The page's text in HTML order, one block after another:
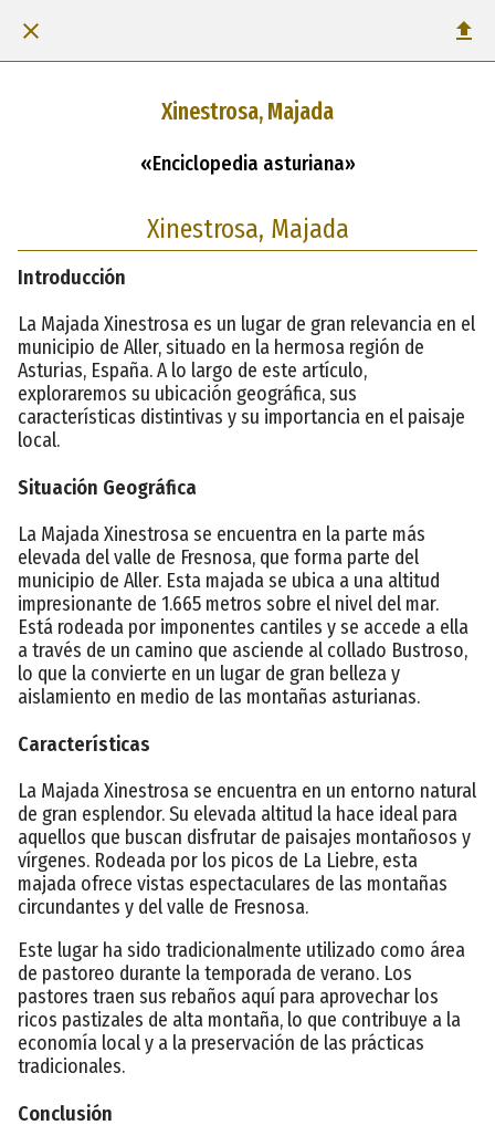
Xinestrosa, Majada
«Enciclopedia asturiana»
Xinestrosa, Majada
Introducción
La Majada Xinestrosa es un lugar de gran relevancia en el
municipio de Aller, situado en la hermosa región de
Asturias, España. A lo largo de este artículo,
exploraremos su ubicación geográfica, sus
características distintivas y su importancia en el paisaje
local.
Situación Geográfica
La Majada Xinestrosa se encuentra en la parte más
elevada del valle de Fresnosa, que forma parte del
municipio de Aller. Esta majada se ubica a una altitud
impresionante de 1.665 metros sobre el nivel del mar.
Está rodeada por imponentes cantiles y se accede a ella
a través de un camino que asciende al collado Bustroso,
lo que la convierte en un lugar de gran belleza y
aislamiento en medio de las montañas asturianas.
Características
La Majada Xinestrosa se encuentra en un entorno natural
de gran esplendor. Su elevada altitud la hace ideal para
aquellos que buscan disfrutar de paisajes montañosos y
vírgenes. Rodeada por los picos de La Liebre, esta
majada ofrece vistas espectaculares de las montañas
circundantes y del valle de Fresnosa.
Este lugar ha sido tradicionalmente utilizado como área
de pastoreo durante la temporada de verano. Los
pastores traen sus rebaños aquí para aprovechar los
ricos pastizales de alta montaña, lo que contribuye a la
economía local y a la preservación de las prácticas
tradicionales.
Conclusión